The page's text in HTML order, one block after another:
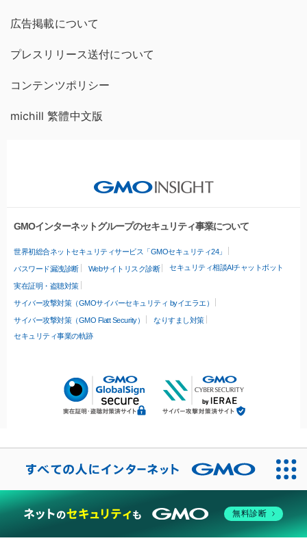
広告掲載について
プレスリリース送付について
コンテンツポリシー
michill 繁體中文版
GMOインターネットグループのセキュリティ事業について
世界初総合ネットセキュリティサービス「GMOセキュリティ24」
パスワード漏洩診断 Webサイトリスク診断 セキュリティ相談AIチャットボット
実在証明・盗聴対策
サイバー攻撃対策（GMOサイバーセキュリティ byイエラエ）
サイバー攻撃対策（GMO Flatt Security）
なりすまし対策
セキュリティ事業の軌跡
無料診断